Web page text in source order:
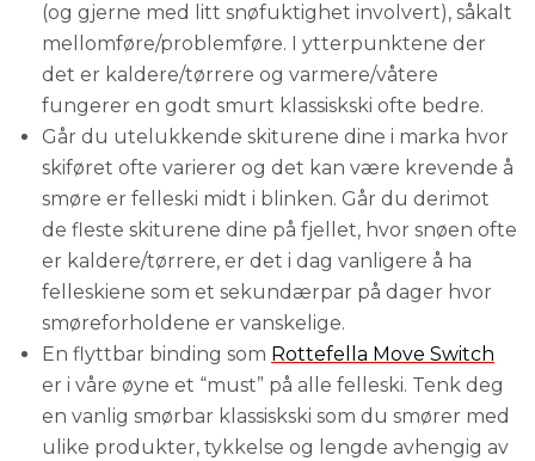
(og gjerne med litt snøfuktighet involvert), såkalt
mellomføre/problemføre. I ytterpunktene der
det er kaldere/tørrere og varmere/våtere
fungerer en godt smurt klassiskski ofte bedre.
Går du utelukkende skiturene dine i marka hvor
skiføret ofte varierer og det kan være krevende å
smøre er felleski midt i blinken. Går du derimot
de fleste skiturene dine på fjellet, hvor snøen ofte
er kaldere/tørrere, er det i dag vanligere å ha
felleskiene som et sekundærpar på dager hvor
smøreforholdene er vanskelige.
En flyttbar binding som Rottefella Move Switch
er i våre øyne et “must” på alle felleski. Tenk deg
en vanlig smørbar klassiskski som du smører med
ulike produkter, tykkelse og lengde avhengig av